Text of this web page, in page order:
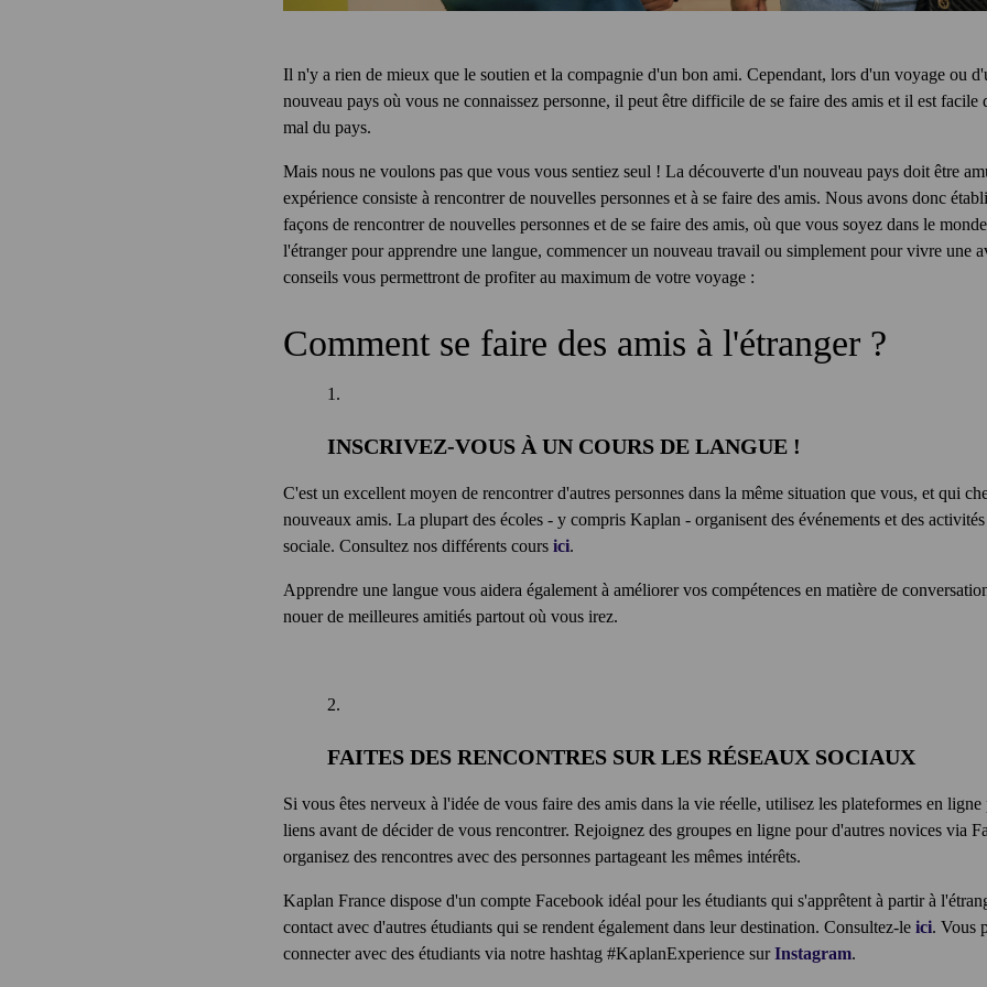
Il n'y a rien de mieux que le soutien et la compagnie d'un bon ami. Cependant, lors d'un voyage ou
nouveau pays où vous ne connaissez personne, il peut être difficile de se faire des amis et il est facile
mal du pays.
Mais nous ne voulons pas que vous vous sentiez seul ! La découverte d'un nouveau pays doit être
expérience consiste à rencontrer de nouvelles personnes et à se faire des amis. Nous avons donc
façons de rencontrer de nouvelles personnes et de se faire des amis, où que vous soyez dans le
l'étranger pour apprendre une langue, commencer un nouveau travail ou simplement pour vivre une
conseils vous permettront de profiter au maximum de votre voyage :
Comment se faire des amis à l'étranger ?
INSCRIVEZ-VOUS À UN COURS DE LANGUE !
C'est un excellent moyen de rencontrer d'autres personnes dans la même situation que vous, et qui
nouveaux amis. La plupart des écoles - y compris Kaplan - organisent des événements et des
sociale. Consultez nos différents cours ici.
Apprendre une langue vous aidera également à améliorer vos compétences en matière de
nouer de meilleures amitiés partout où vous irez.
FAITES DES RENCONTRES SUR LES RÉSEAUX SOCIAUX
Si vous êtes nerveux à l'idée de vous faire des amis dans la vie réelle, utilisez les plateformes en
liens avant de décider de vous rencontrer. Rejoignez des groupes en ligne pour d'autres novices via
organisez des rencontres avec des personnes partageant les mêmes intérêts.
Kaplan France dispose d'un compte Facebook idéal pour les étudiants qui s'apprêtent à partir à
contact avec d'autres étudiants qui se rendent également dans leur destination. Consultez-le ici. Vous
connecter avec des étudiants via notre hashtag #KaplanExperience surInstagram.